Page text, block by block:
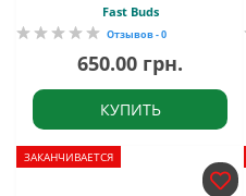
Fast Buds
Отзывов - 0
650.00 грн.
КУПИТЬ
ЗАКАНЧИВАЕТСЯ